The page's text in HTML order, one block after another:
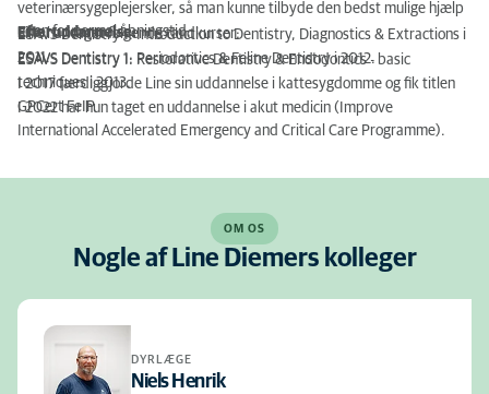
veterinærsygeplejersker, så man kunne tilbyde den bedst mulige hjælp
uden for normal åbningstid.
Efteruddannelse:
Line har taget følgende tandkurser:
ESAVS Dentistry 1: Introduction to Dentistry, Diagnostics & Extractions i
2011.
ESAVS Dentistry 1: Periodontics & Feline Dentistry i 2012.
ESAVS Dentistry 1: Restorative Dentistry & Endodontics - basic
techniques i 2013.
I 2017 færdiggjorde Line sin uddannelse i kattesygdomme og fik titlen
GPCert FeIP.
I 2022 har hun taget en uddannelse i akut medicin (Improve
International Accelerated Emergency and Critical Care Programme).
OM OS
Nogle af Line Diemers kolleger
DYRLÆGE
Niels Henrik